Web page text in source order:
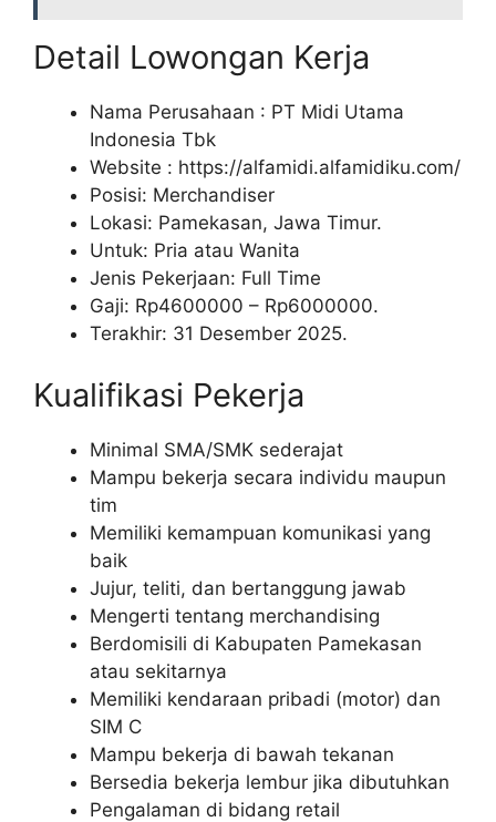
Detail Lowongan Kerja
Nama Perusahaan : PT Midi Utama
Indonesia Tbk
Website : https://alfamidi.alfamidiku.com/
Posisi: Merchandiser
Lokasi: Pamekasan, Jawa Timur.
Untuk: Pria atau Wanita
Jenis Pekerjaan: Full Time
Gaji: Rp4600000 – Rp6000000.
Terakhir: 31 Desember 2025.
Kualifikasi Pekerja
Minimal SMA/SMK sederajat
Mampu bekerja secara individu maupun
tim
Memiliki kemampuan komunikasi yang
baik
Jujur, teliti, dan bertanggung jawab
Mengerti tentang merchandising
Berdomisili di Kabupaten Pamekasan
atau sekitarnya
Memiliki kendaraan pribadi (motor) dan
SIM C
Mampu bekerja di bawah tekanan
Bersedia bekerja lembur jika dibutuhkan
Pengalaman di bidang retail